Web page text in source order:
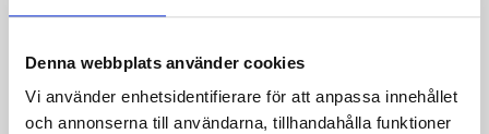
Denna webbplats använder cookies
Vi använder enhetsidentifierare för att anpassa innehållet
och annonserna till användarna, tillhandahålla funktioner
grekisk fetaost biffar feta biff
DelaDelaDelaDelaSkriv